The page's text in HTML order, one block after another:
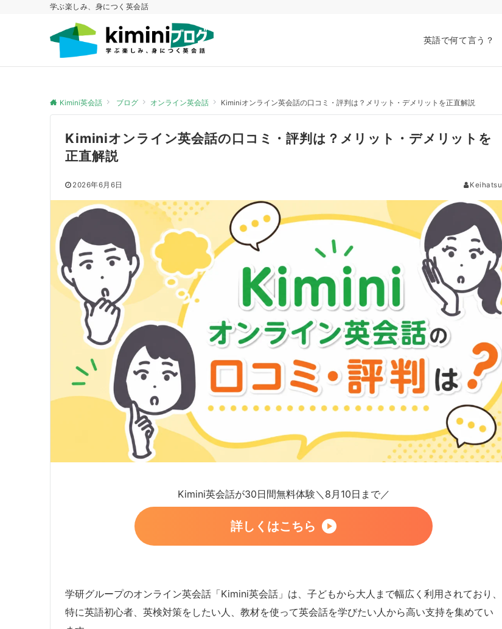
学ぶ楽しみ、身につく英会話
英語で何て言う？
Kimini英会話 ブログ オンライン英会話 Kiminiオンライン英会話の口コミ・評判は？メリット・デメリットを正直解説
Kiminiオンライン英会話の口コミ・評判は？メリット・デメリットを
正直解説
2026年6月6日 Keihatsu
Kimini英会話が30日間無料体験＼8月10日まで／
詳しくはこちら
学研グループのオンライン英会話「Kimini英会話」は、子どもから大人まで幅広く利用されており、
特に英語初心者、英検対策をしたい人、教材を使って英会話を学びたい人から高い支持を集めてい